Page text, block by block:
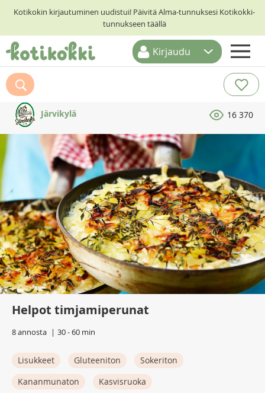
Kotikokin kirjautuminen uudistui! Päivitä Alma-tunnuksesi Kotikokki-
tunnukseen täällä
ETUSIVU
RESEPTIHAKU
RUOKATEEMAT
KESKUSTELUT
KOTIKOKIT
Kirjaudu
Järvikylä 16 370
Helpot timjamiperunat
8 annosta 30 - 60 min
Lisukkeet Gluteeniton
Sokeriton
Kananmunaton
Kasvisruoka